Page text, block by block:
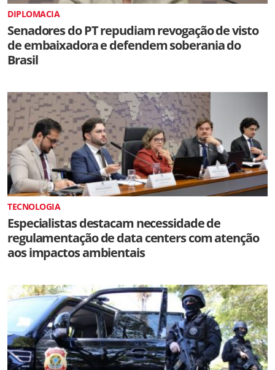
DIPLOMACIA
Senadores do PT repudiam revogação de visto
de embaixadora e defendem soberania do
Brasil
TECNOLOGIA
Especialistas destacam necessidade de
regulamentação de data centers com atenção
aos impactos ambientais